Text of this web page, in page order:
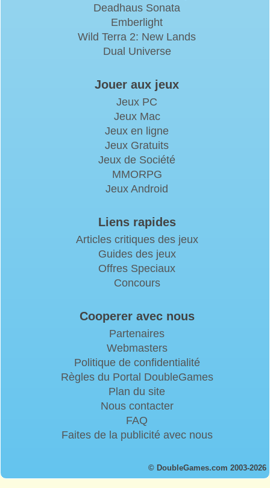
Deadhaus Sonata
Emberlight
Wild Terra 2: New Lands
Dual Universe
Jouer aux jeux
Jeux PC
Jeux Mac
Jeux en ligne
Jeux Gratuits
Jeux de Société
MMORPG
Jeux Android
Liens rapides
Articles critiques des jeux
Guides des jeux
Offres Speciaux
Concours
Cooperer avec nous
Partenaires
Webmasters
Politique de confidentialité
Règles du Portal DoubleGames
Plan du site
Nous contacter
FAQ
Faites de la publicité avec nous
© DoubleGames.com 2003-2026